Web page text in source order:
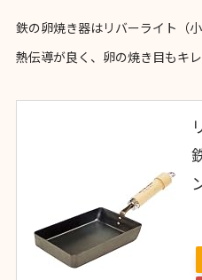
鉄の卵焼き器はリバーライト（
熱伝導が良く、卵の焼き目もキレ